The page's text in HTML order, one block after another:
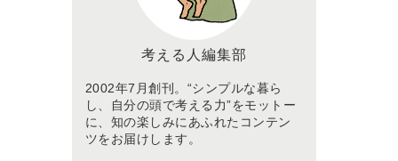
考える人編集部
2002年7月創刊。“シンプルな暮ら
し、自分の頭で考える力”をモットー
に、知の楽しみにあふれたコンテン
ツをお届けします。